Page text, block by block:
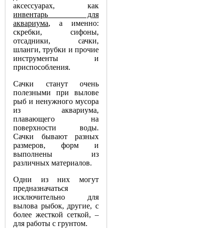
аксессуарах, как
инвентарь для
аквариума, а именно:
скребки, сифоны,
отсадники, сачки,
шланги, трубки и прочие
инструменты и
приспособления.
Сачки станут очень
полезными при вылове
рыб и ненужного мусора
из аквариума,
плавающего на
поверхности воды.
Сачки бывают разных
размеров, форм и
выполнены из
различных материалов.
Одни из них могут
предназначаться
исключительно для
вылова рыбок, другие, с
более жесткой сеткой, –
для работы с грунтом.